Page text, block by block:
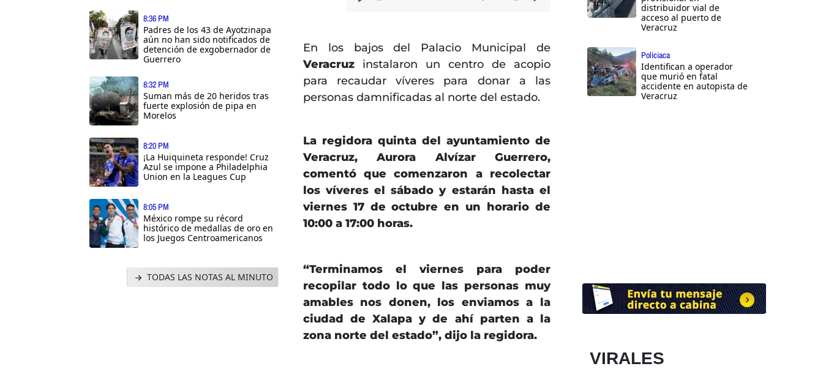
8:36 PM
Padres de los 43 de Ayotzinapa
aún no han sido notificados de
detención de exgobernador de
Guerrero
8:32 PM
Suman más de 20 heridos tras
fuerte explosión de pipa en
Morelos
8:20 PM
¡La Huiquineta responde! Cruz
Azul se impone a Philadelphia
Union en la Leagues Cup
8:05 PM
México rompe su récord
histórico de medallas de oro en
los Juegos Centroamericanos
TODAS LAS NOTAS AL MINUTO
En los bajos del Palacio Municipal de
Veracruz instalaron un centro de acopio
para recaudar víveres para donar a las
personas damnificadas al norte del estado.
La regidora quinta del ayuntamiento de
Veracruz, Aurora Alvízar Guerrero,
comentó que comenzaron a recolectar
los víveres el sábado y estarán hasta el
viernes 17 de octubre en un horario de
10:00 a 17:00 horas.
“Terminamos el viernes para poder
recopilar todo lo que las personas muy
amables nos donen, los enviamos a la
ciudad de Xalapa y de ahí parten a la
zona norte del estado”, dijo la regidora.
distribuidor vial de
acceso al puerto de
Veracruz
Policiaca
Identifican a operador
que murió en fatal
accidente en autopista de
Veracruz
VIRALES